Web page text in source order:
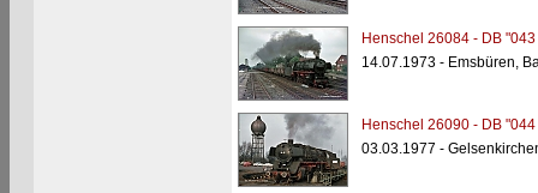
Henschel 26084 - DB
14.07.1973 - Emsbüren,
Henschel 26090 - DB
03.03.1977 -